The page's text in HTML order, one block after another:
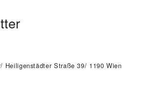
Heiligenstädter Straße 39/ 1190 Wien